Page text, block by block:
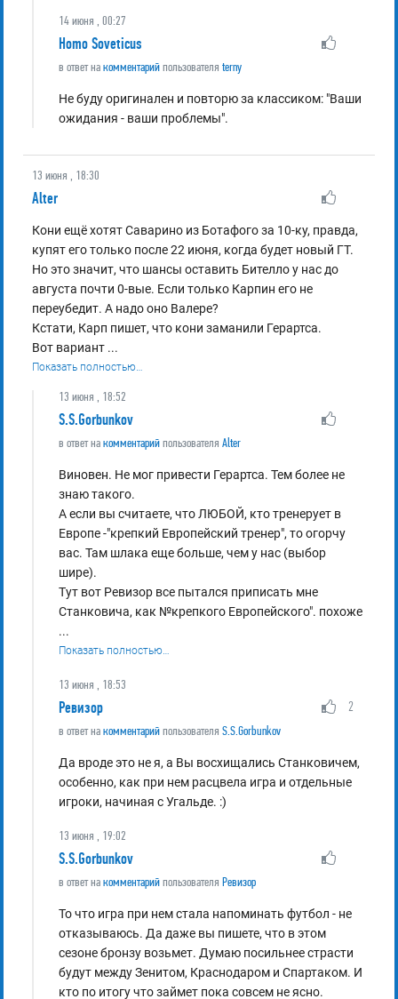
14 июня , 00:27
Homo Soveticus
в ответ накомментарий пользователяterny
Не буду оригинален и повторю за классиком: "Ваши
ожидания - ваши проблемы".
13 июня , 18:30
Alter
Кони ещё хотят Саварино из Ботафого за 10-ку, правда,
купят его только после 22 июня, когда будет новый ГТ.
Но это значит, что шансы оставить Бителло у нас до
августа почти 0-вые. Если только Карпин его не
переубедит. А надо оно Валере?
Кстати, Карп пишет, что кони заманили Герартса.
Вот вариант ...
Показать полностью…
13 июня , 18:52
S.S.Gorbunkov
в ответ накомментарий пользователяAlter
Виновен. Не мог привести Герартса. Тем более не
знаю такого.
А если вы считаете, что ЛЮБОЙ, кто тренерует в
Европе -"крепкий Европейский тренер", то огорчу
вас. Там шлака еще больше, чем у нас (выбор
шире).
Тут вот Ревизор все пытался приписать мне
Станковича, как №крепкого Европейского". похоже
...
Показать полностью…
13 июня , 18:53
Ревизор 2
в ответ накомментарий пользователяS.S.Gorbunkov
Да вроде это не я, а Вы восхищались Станковичем,
особенно, как при нем расцвела игра и отдельные
игроки, начиная с Угальде. :)
13 июня , 19:02
S.S.Gorbunkov
в ответ накомментарий пользователяРевизор
То что игра при нем стала напоминать футбол - не
отказываюсь. Да даже вы пишете, что в этом
сезоне бронзу возьмет. Думаю посильнее страсти
будут между Зенитом, Краснодаром и Спартаком. И
кто по итогу что займет пока совсем не ясно.